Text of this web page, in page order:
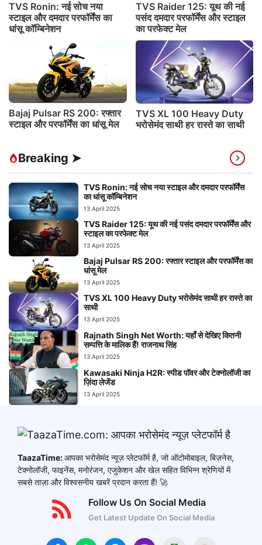
TVS Ronin: नई सोच नया
स्टाइल और दमदार परफॉर्मेंस का
धांसू कॉम्बिनेशन
TVS Raider 125: यूथ की नई
पसंद दमदार परफॉर्मेंस और स्टाइल
का परफेक्ट मेल
Bajaj Pulsar RS 200: रफ्तार
स्टाइल और परफॉर्मेंस का धांसू मेल
TVS XL 100 Heavy Duty
भरोसेमंद साथी हर रास्ते का साथी
Breaking ➤
TVS Ronin: नई सोच नया स्टाइल और दमदार परफॉर्मेंस
का धांसू कॉम्बिनेशन
13 April 2025
TVS Raider 125: यूथ की नई पसंद दमदार परफॉर्मेंस और
स्टाइल का परफेक्ट मेल
13 April 2025
Bajaj Pulsar RS 200: रफ्तार स्टाइल और परफॉर्मेंस का
धांसू मेल
13 April 2025
TVS XL 100 Heavy Duty भरोसेमंद साथी हर रास्ते का
साथी
13 April 2025
Rajnath Singh Net Worth: यहाँ से देखिए कितनी
सम्पत्ति के मालिक हैं! राजनाथ सिंह
13 April 2025
Kawasaki Ninja H2R: स्पीड पॉवर और टेक्नोलॉजी का
ज़िंदा लेजेंड
13 April 2025
TaazaTime:आपका भरोसेमंद न्यूज़ प्लेटफॉर्म है, जो ऑटोमोबाइल, बिज़नेस,
टेक्नोलॉजी, फाइनेंस, मनोरंजन, एजुकेशन और खेल सहित विभिन्न श्रेणियों में
सबसे ताज़ा और विश्वसनीय खबरें प्रदान करता हैं! 🚀
Follow Us On Social Media
Get Latest Update On Social Media